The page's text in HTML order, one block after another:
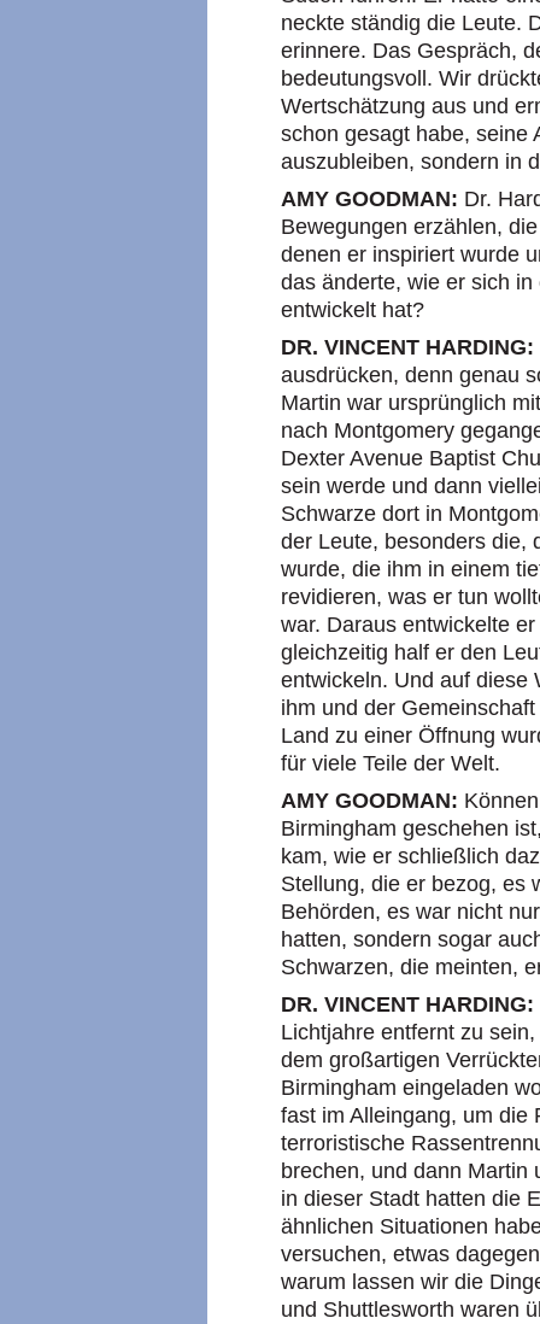
neckte ständig die Leute.
erinnere. Das Gespräch,
bedeutungsvoll. Wir
Wertschätzung aus und
schon gesagt habe, seine
auszubleiben, sondern in
AMY GOODMAN: Dr.
Bewegungen erzählen,
denen er inspiriert wurde
das änderte, wie er sich in
entwickelt hat?
DR. VINCENT HARDING:
ausdrücken, denn genau
Martin war ursprünglich
nach Montgomery
Dexter Avenue Baptist
sein werde und dann
Schwarze dort in
der Leute, besonders die,
wurde, die ihm in einem
revidieren, was er tun
war. Daraus entwickelte
gleichzeitig half er den
entwickeln. Und auf diese
ihm und der
Land zu einer Öffnung
für viele Teile der Welt.
AMY GOODMAN:
Birmingham geschehen
kam, wie er schließlich
Stellung, die er bezog, es
Behörden, es war nicht
hatten, sondern sogar
Schwarzen, die meinten,
DR. VINCENT HARDING:
Lichtjahre entfernt zu
dem großartigen
Birmingham eingeladen
fast im Alleingang, um die
terroristische
brechen, und dann Martin
in dieser Stadt hatten die
ähnlichen Situationen
versuchen, etwas
warum lassen wir die
und Shuttlesworth waren